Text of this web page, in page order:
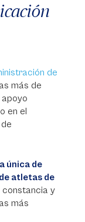
de
más de
en el
única de
atletas de
constancia y
más